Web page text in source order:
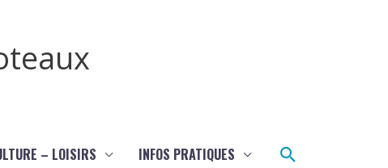
– LOISIRS INFOS PRATIQUES Rechercher